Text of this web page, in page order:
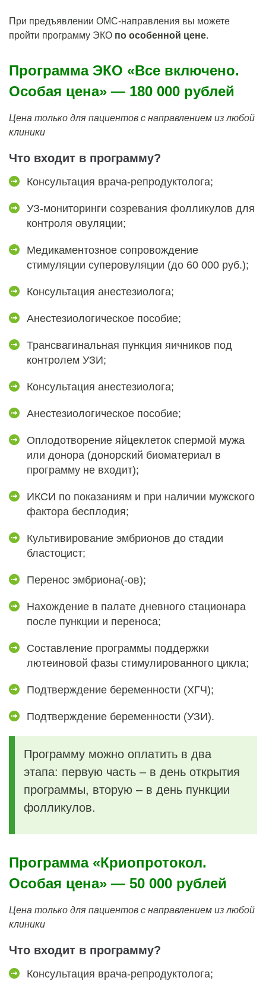
При предъявлении ОМС-направления вы можете
пройти программу ЭКО по особенной цене.
Программа ЭКО «Все включено.
Особая цена» — 180 000 рублей
Цена только для пациентов с направлением из любой
клиники
Что входит в программу?
Консультация врача-репродуктолога;
УЗ-мониторинги созревания фолликулов для
контроля овуляции;
Медикаментозное сопровождение
стимуляции суперовуляции (до 60 000 руб.);
Консультация анестезиолога;
Анестезиологическое пособие;
Трансвагинальная пункция яичников под
контролем УЗИ;
Консультация анестезиолога;
Анестезиологическое пособие;
Оплодотворение яйцеклеток спермой мужа
или донора (донорский биоматериал в
программу не входит);
ИКСИ по показаниям и при наличии мужского
фактора бесплодия;
Культивирование эмбрионов до стадии
бластоцист;
Перенос эмбриона(-ов);
Нахождение в палате дневного стационара
после пункции и переноса;
Составление программы поддержки
лютеиновой фазы стимулированного цикла;
Подтверждение беременности (ХГЧ);
Подтверждение беременности (УЗИ).
Программу можно оплатить в два
этапа: первую часть – в день открытия
программы, вторую – в день пункции
фолликулов.
Программа «Криопротокол.
Особая цена» — 50 000 рублей
Цена только для пациентов с направлением из любой
клиники
Что входит в программу?
Консультация врача-репродуктолога;